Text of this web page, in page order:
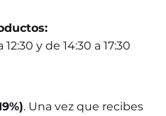
y de 14:30 a 17:30
. Una vez que recibes